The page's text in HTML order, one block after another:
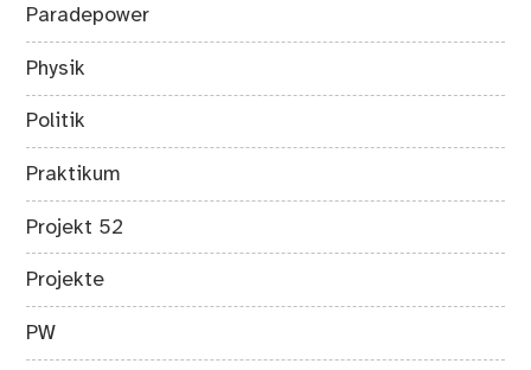
Paradepower
Physik
Politik
Praktikum
Projekt 52
Projekte
PW